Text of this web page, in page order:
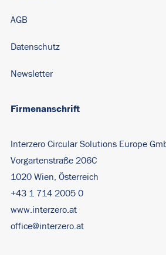
Firmenanschrift
Interzero Circular Solutions Europe
Vorgartenstraße 206C
1020 Wien, Österreich
+43 1 714 2005 0
www.interzero.at
office@interzero.at
AGB
Datenschutz
Newsletter